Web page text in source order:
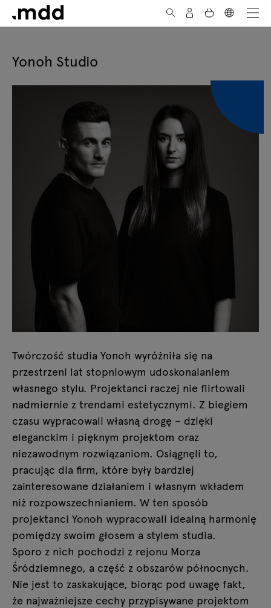
Skip to Content
Yonoh Studio
Twórczość studia Yonoh wyróżniła się na
przestrzeni lat stopniowym udoskonalaniem
własnego stylu. Projektanci raczej nie flirtowali
nadmiernie z trendami estetycznymi. Z biegiem
czasu wypracowali własną drogę – dzięki
eleganckim i pięknym projektom oraz
niezawodnym rozwiązaniom. Osiągnęli to,
pracując dla firm, które były bardziej
zainteresowane działaniem i własnym wkładem
niż rozpowszechnianiem. W ten sposób
projektanci Yonoh wypracowali idealną harmonię
pomiędzy swoim głosem a stylem studia.
Sporo z nich pochodzi z rejonu Morza
Śródziemnego, a część z obszarów północnych.
Nie jest to zaskakujące, biorąc pod uwagę fakt,
że najważniejsze cechy przypisywane projektom